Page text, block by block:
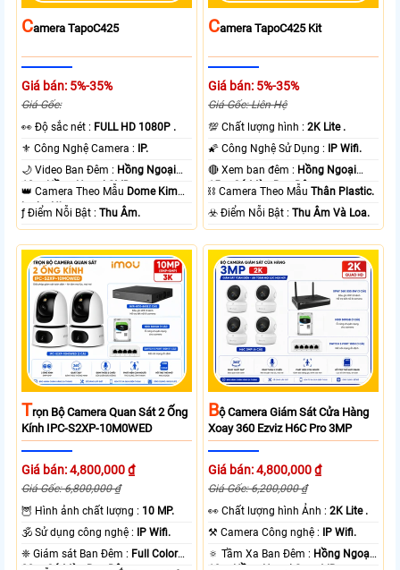
CAmera TapoC425
Giá bán: 5%-35%
Giá Gốc:
️👀 Độ sắc nét : FULL HD 1080P .
⚜️ Công Nghệ Camera :
IP.
🌙 Video Ban Đêm : Hồng Ngoại
10m Hồng Ngoại SMD.
👑 Camera Theo Mẫu Dome Kim
loại + Nhựa.
️ƒ Điểm Nỗi Bật :Thu Âm.
CAmera TapoC425 Kit
Giá bán: 5%-35%
Giá Gốc: Liên Hệ
💯 Chất lượng hình :2K Lite .
🌠 Công Nghệ Sử Dụng :
IP Wifi.
🔴 Xem ban đêm : Hồng Ngoại
15m Có Màu Ban Ðêm.
⛓ Camera Theo MẫuThân Plastic.
️☣️ Điểm Nỗi Bật :Thu Âm Và Loa.
TRọn Bộ Camera Quan Sát 2 Ống
Kính IPC-S2XP-10M0WED
Giá bán: 4,800,000 ₫
Giá Gốc: 6,800,000 ₫
🦉 Hình ảnh chất lượng : 10 MP.
🕉️ Sử dụng công nghệ :
IP Wifi.
❈ Giám sát Ban Đêm : Full Color
BỘ Camera Giám Sát Cửa Hàng
Xoay 360 Ezviz H6C Pro 3MP
Giá bán: 4,800,000 ₫
Giá Gốc: 6,200,000 ₫
️👀 Chất lượng hình Ảnh :2K Lite .
⚒ Camera Công nghệ :
IP Wifi.
🔅 Tầm Xa Ban Đêm : Hồng Ngoại